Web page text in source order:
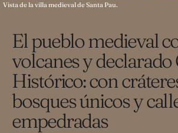
El pueblo medieval
volcanes y
Histórico: con
bosques únicos y
empedradas
Vista de la villa medieval de Santa Pau.